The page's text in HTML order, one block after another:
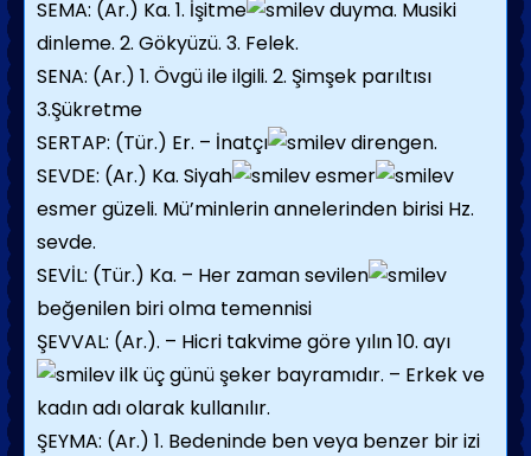
SEMA: (Ar.) Ka. 1. İşitme
duyma. Musiki
dinleme. 2. Gökyüzü. 3. Felek.
SENA: (Ar.) 1. Övgü ile ilgili. 2. Şimşek parıltısı
3.Şükretme
SERTAP: (Tür.) Er. – İnatçı
direngen.
SEVDE: (Ar.) Ka. Siyah
esmer
esmer güzeli. Mü’minlerin annelerinden birisi Hz.
sevde.
SEVİL: (Tür.) Ka. – Her zaman sevilen
beğenilen biri olma temennisi
ŞEVVAL: (Ar.). – Hicri takvime göre yılın 10. ayı
ilk üç günü şeker bayramıdır. – Erkek ve
kadın adı olarak kullanılır.
ŞEYMA: (Ar.) 1. Bedeninde ben veya benzer bir izi